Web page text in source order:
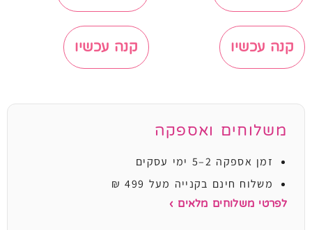
קנה עכשיו קנה עכשיו
משלוחים ואספקה
זמן אספקה 2–5 ימי עסקים
משלוח חינם בקנייה מעל 499 ₪
לפרטי משלוחים מלאים ›